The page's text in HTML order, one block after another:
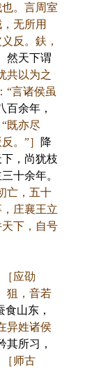
。言周室
无所用
反。鈇，
然天下谓
共以为之
“言诸侯虽
百余年，
“既亦尽
。”］
降
，尚犹枝
十余年。
亡，五十
庄襄王立
下，自号
［应劭
狙，音若
食山东，
异姓诸侯
其所习，
［师古